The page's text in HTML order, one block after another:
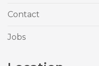
Contact
Jobs